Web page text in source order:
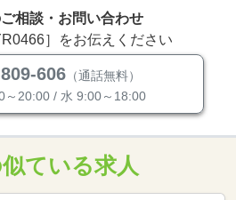
相談・お問い合わせ
］をお伝えください
606 （通話無料）
～20:00 / 水 9:00～18:00
ている求人